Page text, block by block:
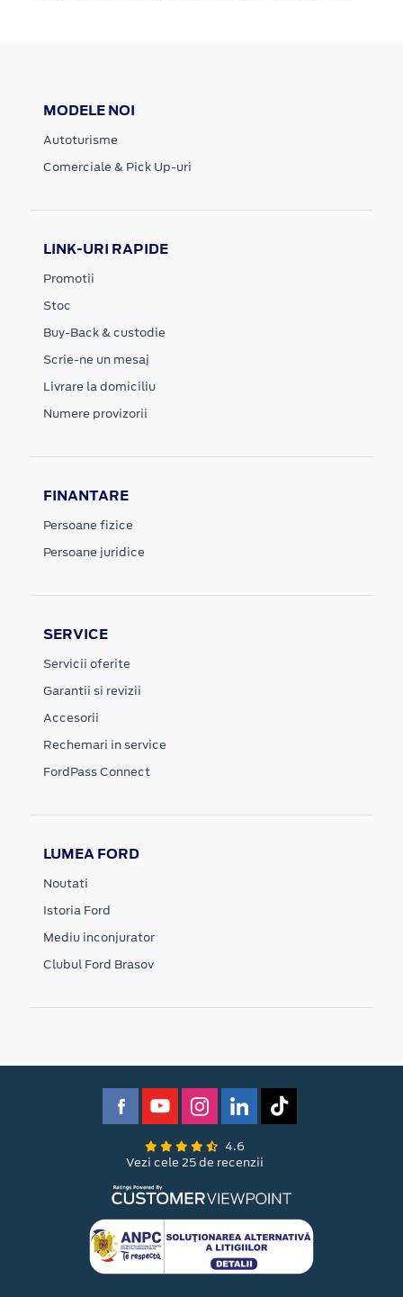
MODELE NOI
Autoturisme
Comerciale & Pick Up-uri
LINK-URI RAPIDE
Promotii
Stoc
Buy-Back & custodie
Scrie-ne un mesaj
Livrare la domiciliu
Numere provizorii
FINANTARE
Persoane fizice
Persoane juridice
SERVICE
Servicii oferite
Garantii si revizii
Accesorii
Rechemari in service
FordPass Connect
LUMEA FORD
Noutati
Istoria Ford
Mediu inconjurator
Clubul Ford Brasov
4.6
Vezi cele 25 de recenzii